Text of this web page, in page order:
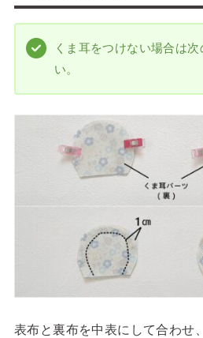
くま耳をつけない場合は
い。
表布と裏布を中表にして合わせ